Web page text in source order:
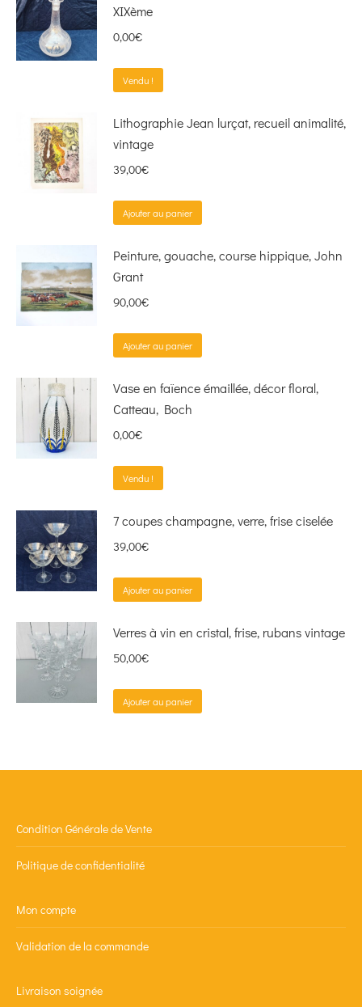
XIXème
0,00€
Vendu !
Lithographie Jean lurçat, recueil animalité,
vintage
39,00€
Ajouter au panier
Peinture, gouache, course hippique, John
Grant
90,00€
Ajouter au panier
Vase en faïence émaillée, décor floral,
Catteau, Boch
0,00€
Vendu !
7 coupes champagne, verre, frise ciselée
39,00€
Ajouter au panier
Verres à vin en cristal, frise, rubans vintage
50,00€
Ajouter au panier
Condition Générale de Vente
Politique de confidentialité
Mon compte
Validation de la commande
Livraison soignée